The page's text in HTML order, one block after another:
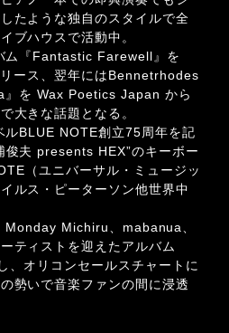
たような独自のスタイルで全
ブハウスで活動中。
ム『Fantastic Farewell』を
ース、翌年にはBennetrhodes
』を Wax Poetics Japan から
大きな話題となる。
ルBLUE NOTE創立75周年を記
俊夫 presents HEX”のキーボー
（ユニバーサル・ミュージッ
ルス・ピーターソン他世界中
Michiru、mabanua、
ティストを迎えたアルバム
、オリコンセールスチャートに
勢いで音楽ファンの間に浸透